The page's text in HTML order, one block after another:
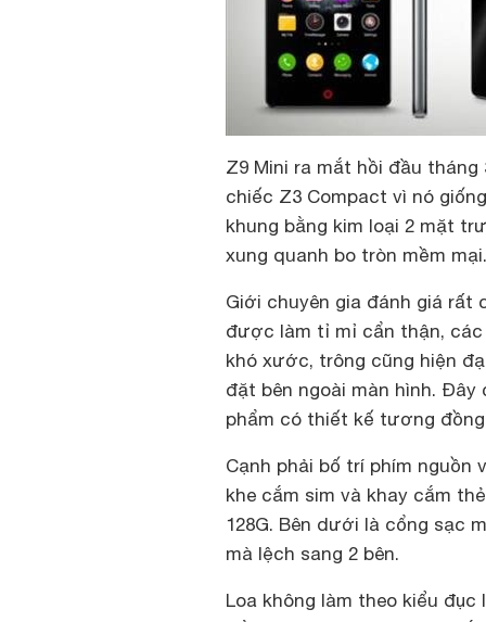
Z9 Mini ra mắt hồi đầu
chiếc Z3 Compact vì nó
khung bằng kim loại 2 mặt
xung quanh bo tròn mềm mại.
Giới chuyên gia đánh giá rất
được làm tỉ mỉ cẩn thận,
khó xước, trông cũng hiện
đặt bên ngoài màn hình.
phẩm có thiết kế tương
Cạnh phải bố trí phím nguồn
khe cắm sim và khay cắm
128G. Bên dưới là cổng sạc
mà lệch sang 2 bên.
Loa không làm theo kiểu